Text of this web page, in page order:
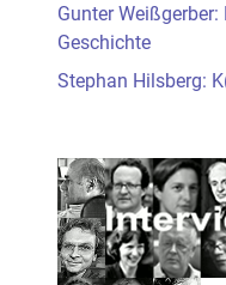
Gunter
Geschichte
Stephan Hilsberg: